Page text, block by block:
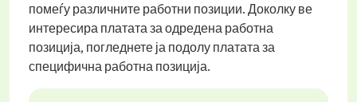
помеѓу различните работни позиции. Доколку ве
интересира платата за одредена работна
позиција, погледнете ја подолу платата за
специфична работна позиција.